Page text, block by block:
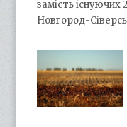
замість існуючих
Новгород-